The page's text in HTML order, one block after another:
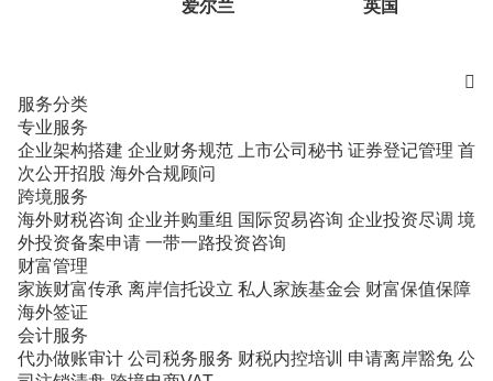
爱尔兰 英国

服务分类
专业服务
企业架构搭建 企业财务规范 上市公司秘书 证券登记管理 首
次公开招股 海外合规顾问
跨境服务
海外财税咨询 企业并购重组 国际贸易咨询 企业投资尽调 境
外投资备案申请 一带一路投资咨询
财富管理
家族财富传承 离岸信托设立 私人家族基金会 财富保值保障
海外签证
会计服务
代办做账审计 公司税务服务 财税内控培训 申请离岸豁免 公